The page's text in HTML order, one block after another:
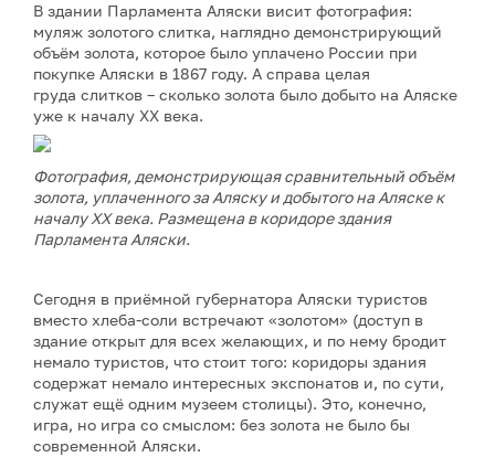
В здании Парламента Аляски висит фотография:
муляж золотого слитка, наглядно демонстрирующий
объём золота, которое было уплачено России при
покупке Аляски в 1867 году. А справа целая
груда слитков – сколько золота было добыто на Аляске
уже к началу XX века.
Фотография, демонстрирующая сравнительный объём
золота, уплаченного за Аляску и добытого на Аляске к
началу XX века. Размещена в коридоре здания
Парламента Аляски.
Сегодня в приёмной губернатора Аляски туристов
вместо хлеба-соли встречают «золотом» (доступ в
здание открыт для всех желающих, и по нему бродит
немало туристов, что стоит того: коридоры здания
содержат немало интересных экспонатов и, по сути,
служат ещё одним музеем столицы). Это, конечно,
игра, но игра со смыслом: без золота не было бы
современной Аляски.